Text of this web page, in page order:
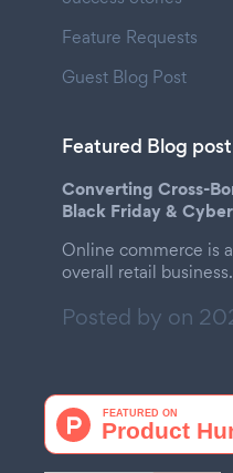
Feature Requests
Guest Blog Post
Featured Blog post
Converting Cross-
Black Friday &
Online commerce is
overall retail business.
Posted by on